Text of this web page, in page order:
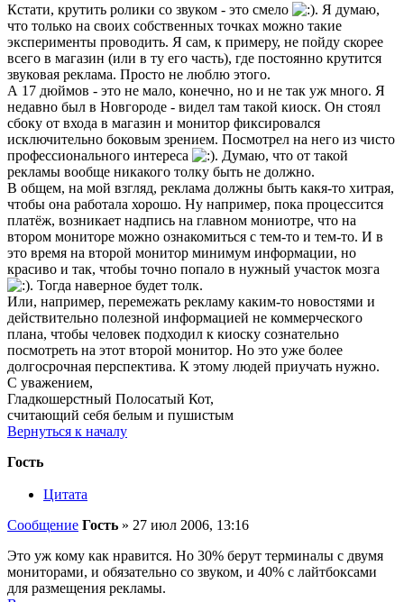
Кстати, крутить ролики со звуком - это смело
. Я думаю,
что только на своих собственных точках можно такие
эксперименты проводить. Я сам, к примеру, не пойду скорее
всего в магазин (или в ту его часть), где постоянно крутится
звуковая реклама. Просто не люблю этого.
А 17 дюймов - это не мало, конечно, но и не так уж много. Я
недавно был в Новгороде - видел там такой киоск. Он стоял
сбоку от входа в магазин и монитор фиксировался
исключительно боковым зрением. Посмотрел на него из чисто
профессионального интереса
. Думаю, что от такой
рекламы вообще никакого толку быть не должно.
В общем, на мой взгляд, реклама должны быть какя-то хитрая,
чтобы она работала хорошо. Ну например, пока процессится
платёж, возникает надпись на главном мониотре, что на
втором мониторе можно ознакомиться с тем-то и тем-то. И в
это время на второй монитор минимум информации, но
красиво и так, чтобы точно попало в нужный участок мозга
. Тогда наверное будет толк.
Или, например, перемежать рекламу каким-то новостями и
действительно полезной информацией не коммерческого
плана, чтобы человек подходил к киоску сознательно
посмотреть на этот второй монитор. Но это уже более
долгосрочная перспектива. К этому людей приучать нужно.
С уважением,
Гладкошерстный Полосатый Кот,
считающий себя белым и пушистым
Вернуться к началу
Гость
Цитата
Сообщение Гость » 27 июл 2006, 13:16
Это уж кому как нравится. Но 30% берут терминалы с двумя
мониторами, и обязательно со звуком, и 40% с лайтбоксами
для размещения рекламы.